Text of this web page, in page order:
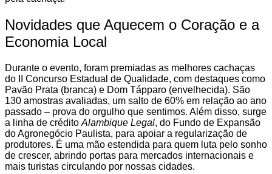
Novidades que Aquecem o Coração e a
Economia Local
Durante o evento, foram premiadas as melhores cachaças
do II Concurso Estadual de Qualidade, com destaques como
Pavão Prata (branca) e Dom Tápparo (envelhecida). São
130 amostras avaliadas, um salto de 60% em relação ao ano
passado – prova do orgulho que sentimos. Além disso, surge
a linha de crédito Alambique Legal, do Fundo de Expansão
do Agronegócio Paulista, para apoiar a regularização de
produtores. É uma mão estendida para quem luta pelo sonho
de crescer, abrindo portas para mercados internacionais e
mais turistas circulando por nossas cidades.